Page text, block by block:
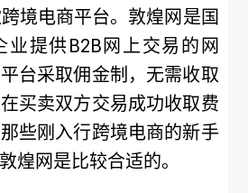
境电商平台。敦煌网是国
业提供B2B网上交易的网
台采取佣金制，无需收取
买卖双方交易成功收取费
些刚入行跨境电商的新手
煌网是比较合适的。